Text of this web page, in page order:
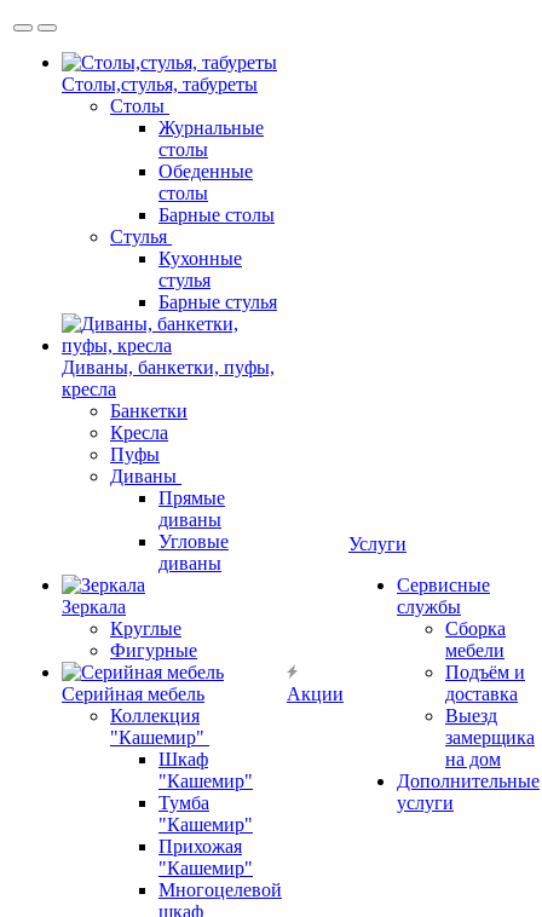
Столы,стулья, табуреты
Столы
Журнальные
столы
Обеденные
столы
Барные столы
Стулья
Кухонные
стулья
Барные стулья
Диваны, банкетки, пуфы,
кресла
Банкетки
Кресла
Пуфы
Диваны
Прямые
диваны
Угловые
диваны
Зеркала
Круглые
Фигурные
Серийная мебель
Коллекция
"Кашемир"
Шкаф
"Кашемир"
Тумба
"Кашемир"
Прихожая
"Кашемир"
Многоцелевой
шкаф
Акции
Услуги
Сервисные
службы
Сборка
мебели
Подъём и
доставка
Выезд
замерщика
на дом
Дополнительные
услуги